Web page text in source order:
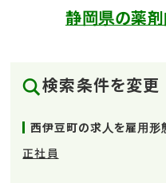
静岡県の薬
検索条件を変更
西伊豆町の求人を雇用形
正社員